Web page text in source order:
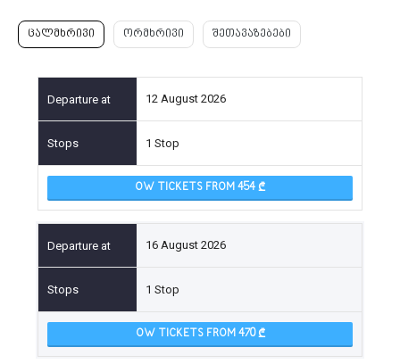
ცალმხრივი ორმხრივი შეთავაზებები
12 August 2026
1 Stop
OW TICKETS FROM 454
16 August 2026
1 Stop
OW TICKETS FROM 470